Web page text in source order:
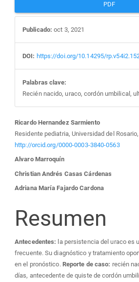
PDF
Publicado: oct 3, 2021
DOI: https://doi.org/10.14295/
Palabras clave:
Recién nacido, uraco, cordón umbilical,
Contenido
principal
del
artículo
Ricardo Hernandez Sarmiento
Residente pediatria, Universidad del
http://orcid.org/0000-0003-3840-0563
Alvaro Marroquín
Christian Andrés Casas Cárdenas
Adriana María Fajardo Cardona
Resumen
Antecedentes: la persistencia del uraco es
frecuente. Su diagnóstico y tratamiento
en el pronóstico. Reporte de caso: recién
días, antecedente de quiste de cordón